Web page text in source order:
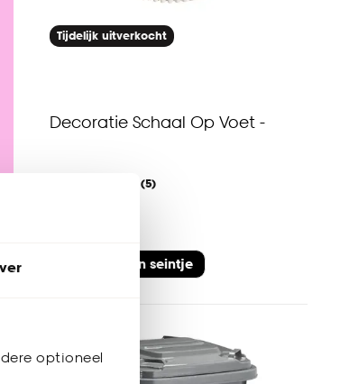
optioneel
Tijdelijk uitverkocht
Decoratie Schaal Op Voet -
(5)
Geef een seintje